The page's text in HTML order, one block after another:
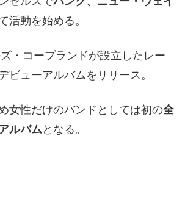
活動を始める。
・コープランドが設立したレー
ビューアルバムをリリース。
女性だけのバンドとしては初の全
ルバムとなる。